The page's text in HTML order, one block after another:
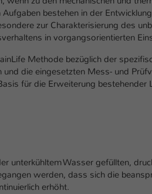
Aufgaben bestehen in der
zur Charakterisierung des
in vorgangsorientierten
Methode bezüglich der
die eingesetzten Mess- und
für die Erweiterung bestehender
unterkühltem Wasser gefüllten,
werden, dass sich die
erhöht.
Name
Laufzeit
Anbieter
Marketing
Diese Cookies
Besucher auf
Anbieter
Externe
Wir verwenden